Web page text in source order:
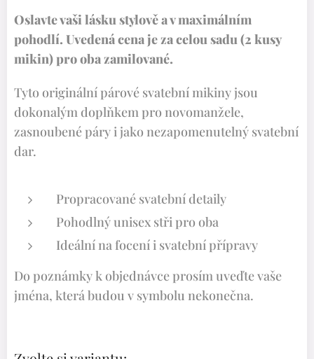
Oslavte vaši lásku stylově a v maximálním
pohodlí. Uvedená cena je za celou sadu (2 kusy
mikin) pro oba zamilované.
Tyto originální párové svatební mikiny jsou
dokonalým doplňkem pro novomanžele,
zasnoubené páry i jako nezapomenutelný svatební
dar.
Propracované svatební detaily
Pohodlný unisex stři pro oba
Ideální na focení i svatební přípravy
Do poznámky k objednávce prosím uveďte vaše
jména, která budou v symbolu nekonečna.